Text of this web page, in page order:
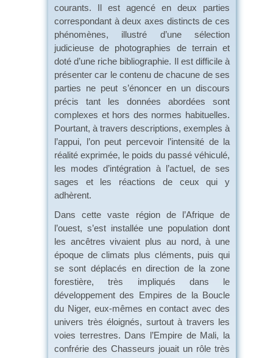
courants. Il est agencé en deux parties
correspondant à deux axes distincts de ces
phénomènes, illustré d’une sélection
judicieuse de photographies de terrain et
doté d’une riche bibliographie. Il est difficile à
présenter car le contenu de chacune de ses
parties ne peut s’énoncer en un discours
précis tant les données abordées sont
complexes et hors des normes habituelles.
Pourtant, à travers descriptions, exemples à
l’appui, l’on peut percevoir l’intensité de la
réalité exprimée, le poids du passé véhiculé,
les modes d’intégration à l’actuel, de ses
sages et les réactions de ceux qui y
adhèrent.
Dans cette vaste région de l’Afrique de
l’ouest, s’est installée une population dont
les ancêtres vivaient plus au nord, à une
époque de climats plus cléments, puis qui
se sont déplacés en direction de la zone
forestière, très impliqués dans le
développement des Empires de la Boucle
du Niger, eux-mêmes en contact avec des
univers très éloignés, surtout à travers les
voies terrestres. Dans l’Empire de Mali, la
confrérie des Chasseurs jouait un rôle très